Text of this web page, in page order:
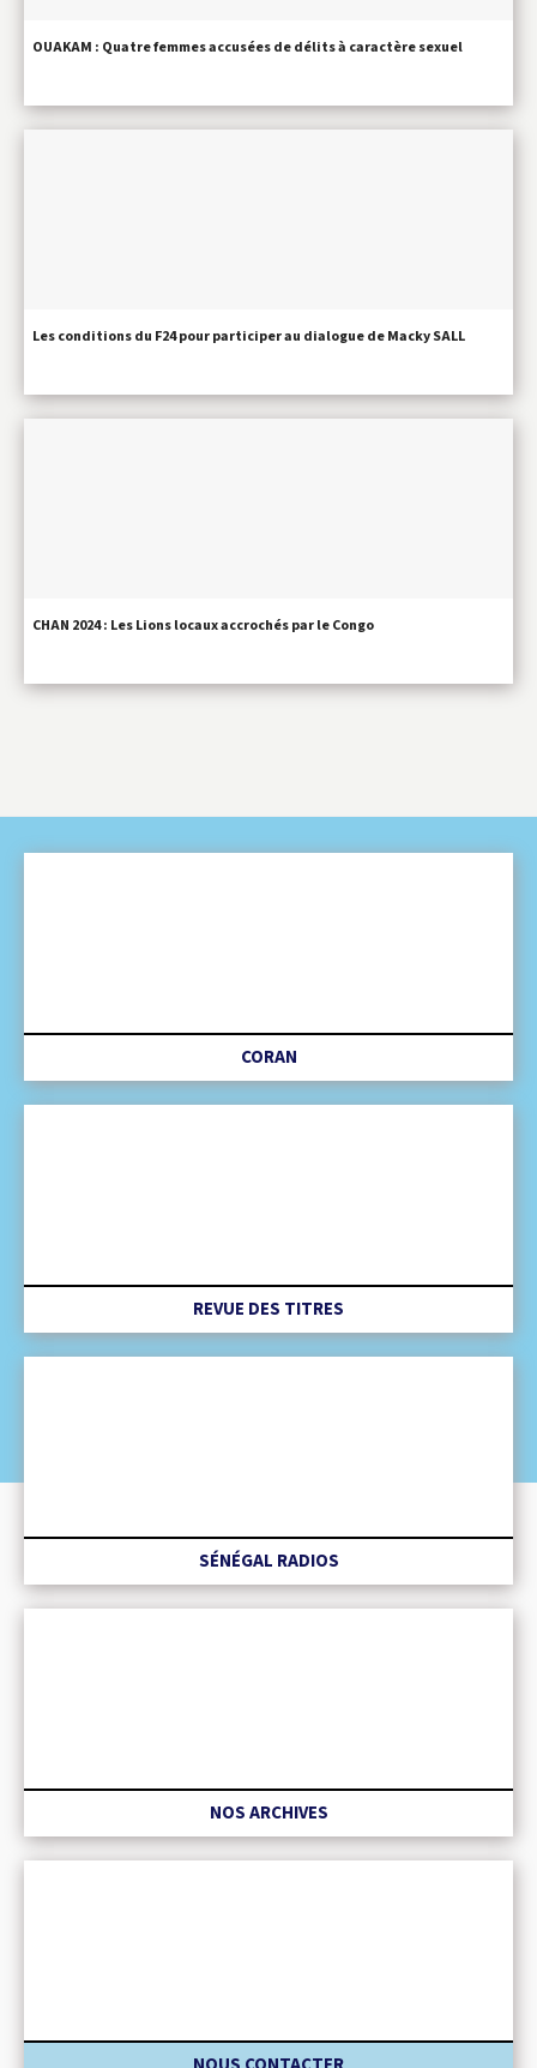
OUAKAM : Quatre femmes accusées de délits à caractère sexuel
Les conditions du F24 pour participer au dialogue de Macky SALL
CHAN 2024 : Les Lions locaux accrochés par le Congo
CORAN
REVUE DES TITRES
SÉNÉGAL RADIOS
NOS ARCHIVES